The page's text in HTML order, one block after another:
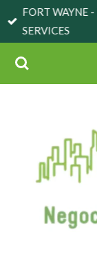
Skip
content
FORT WAYNE -
SERVICES